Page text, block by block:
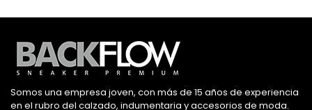
Somos una empresa joven, con más de 15 años de experiencia
en el rubro del calzado, indumentaria y accesorios de moda.